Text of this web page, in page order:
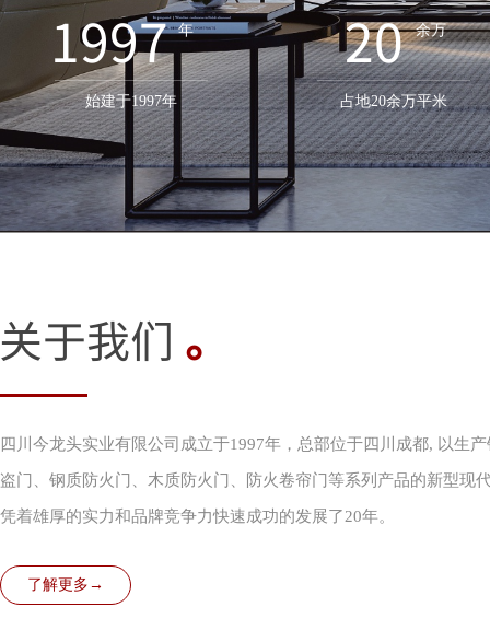
年
1997
​始建于1997年
余万
20
占地20余万平米
了解更多→
四川今龙头实业有限公司成立于1997年，总部位于四川成都, 以生
盗门、钢质防火门、木质防火门、防火卷帘门等系列产品的新型现
凭着雄厚的实力和品牌竞争力快速成功的发展了20年。
关于我们 。